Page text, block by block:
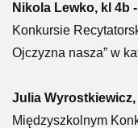
Nikola Lewko, kl 4b -
Konkursie
Ojczyzna nasza” w
Julia Wyrostkiewicz,
Międzyszkolnym